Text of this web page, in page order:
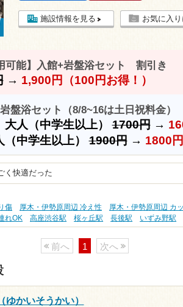
施設情報を見る お気に入
可能】入館+岩盤浴セット 割引き
→ 1,900円（100円お得！）
盤浴セット（8/8~16は土日祝料金）
大人（中学生以上）1700円→
（中学生以上）1900円→ 1800円
く快適だった
傷 厚木・伊勢原周辺 冷え性
厚木・伊勢原周辺 カ
れOK
高座渋谷駅 桜ヶ丘駅 長後駅 いずみ野駅
前へ 1 次へ
かいそうかい）